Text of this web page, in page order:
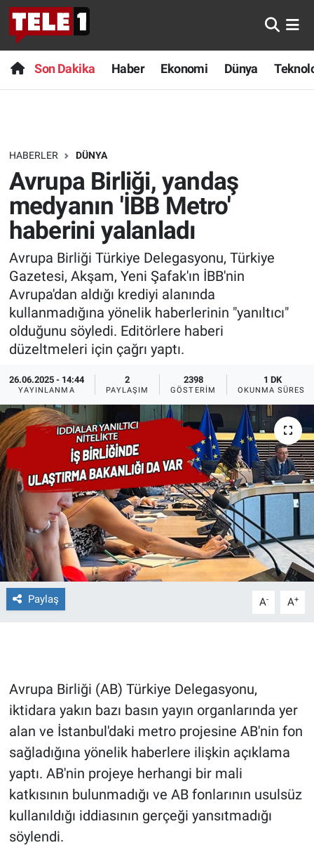
Son Dakika Haber Ekonomi Dünya
HABERLER DÜNYA
Avrupa Birliği, yandaş
medyanın 'İBB Metro'
haberini yalanladı
Avrupa Birliği Türkiye Delegasyonu, Türkiye
Gazetesi, Akşam, Yeni Şafak'ın İBB'nin
Avrupa'dan aldığı krediyi alanında
kullanmadığına yönelik haberlerinin "yanıltıcı"
olduğunu söyledi. Editörlere haberi
düzeltmeleri için çağrı yaptı.
26.06.2025 - 14:44
YAYINLANMA
2
PAYLAŞIM
2398
GÖSTERIM
1 DK
OKUNMA SÜRESI
Paylaş A- A+
Avrupa Birliği (AB) Türkiye Delegasyonu,
iktidara yakın bazı basın yayın organlarında yer
alan ve İstanbul'daki metro projesine AB'nin fon
sağladığına yönelik haberlere ilişkin açıklama
yaptı. AB'nin projeye herhangi bir mali
katkısının bulunmadığı ve AB fonlarının usulsüz
kullanıldığı iddiasının gerçeği yansıtmadığı
söylendi.
Anında Manşet
Başka Sohbetler
Bilim turu
Bilim ve Teknoloji Evreni
Doğa Konuşuyor
Dünya
Ege Saati
Ege'den Esintiler
Eğitim
Eğlence
Ekonomi
Forum
Gerçeğin İzinde
Gün Başlıyor
Gün Bitiyor
Günün görüntüsü
Haber
İlan
Koronavirüs
Son Dakika
Haber
Dünya
Teknoloji
Sağlık
Spor
Yayın Akışı
İletişim
Nöbetçi Eczaneler
Hava Durumu
Trafik Durumu
Süper Lig Puan Durumu ve Fikstür
Tüm Manşetler
Son Dakika Haberleri
Haber Arşivi